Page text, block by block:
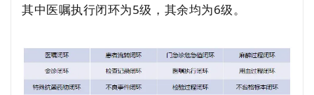
其中医嘱执行闭环为5级，其余均为6级。